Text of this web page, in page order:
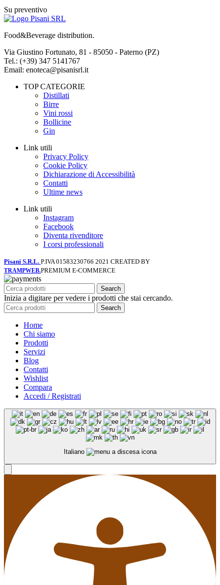
Su preventivo
Food&Beverage distribution.
Via Giustino Fortunato, 81 - 85050 - Paterno (PZ)
Tel.: (+39) 347 5141767
Email: enoteca@pisanisrl.it
TOP CATEGORIE
Distillati
Birre
Vini rossi
Bollicine
Gin
Link utili
Privacy Policy
Cookie Policy
Dichiarazione di Accessibilità
Contatti
Ultime news
Link utili
Instagram
Facebook
Diventa rivenditore
I corsi professionali
Pisani S.R.L. P.IVA 01583230766 2021 CREATED BY
TRAMPWEB.PREMIUM E-COMMERCE
Search
Inizia a digitare per vedere i prodotti che stai cercando.
Search
Home
Chi siamo
Prodotti
Servizi
Blog
Contatti
Wishlist
Compara
Accedi / Registrati
Italiano